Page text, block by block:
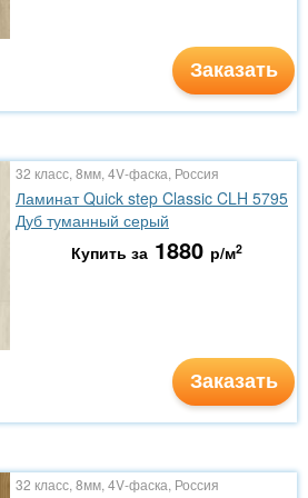
Заказать
32 класс, 8мм, 4V-фаска, Россия
Ламинат Quick step Classic CLH 5795
Дуб туманный серый
Купить за 1880 р/м2
Заказать
32 класс, 8мм, 4V-фаска, Россия